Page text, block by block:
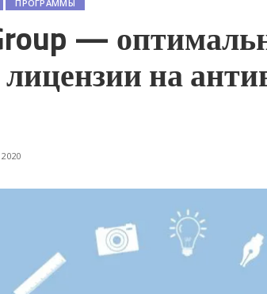
ПРОГРАММЫ
—
на